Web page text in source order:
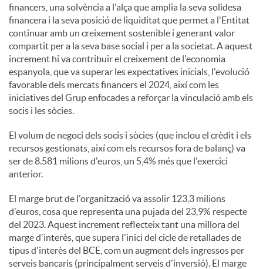
financers, una solvència a l'alça que amplia la seva solidesa
financera i la seva posició de liquiditat que permet a l'Entitat
continuar amb un creixement sostenible i generant valor
compartit per a la seva base social i per a la societat. A aquest
increment hi va contribuir el creixement de l'economia
espanyola, que va superar les expectatives inicials, l'evolució
favorable dels mercats financers el 2024, així com les
iniciatives del Grup enfocades a reforçar la vinculació amb els
socis i les sòcies.
El volum de negoci dels socis i sòcies (que inclou el crèdit i els
recursos gestionats, així com els recursos fora de balanç) va
ser de 8.581 milions d'euros, un 5,4% més que l'exercici
anterior.
El marge brut de l'organització va assolir 123,3 milions
d'euros, cosa que representa una pujada del 23,9% respecte
del 2023. Aquest increment reflecteix tant una millora del
marge d'interès, que supera l'inici del cicle de retallades de
tipus d'interès del BCE, com un augment dels ingressos per
serveis bancaris (principalment serveis d'inversió). El marge